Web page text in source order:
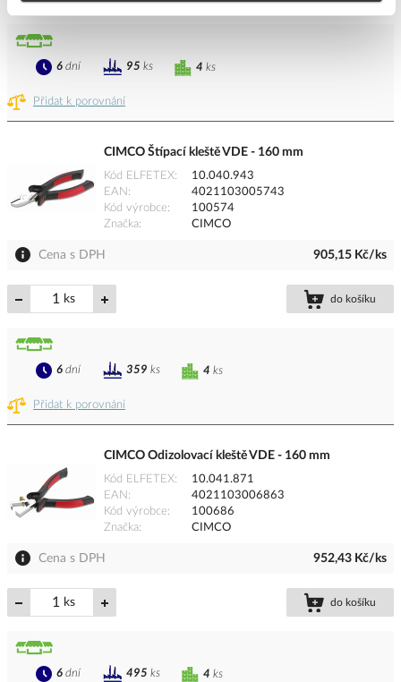
Přidat k porovnání
4 ks
6 dní 95 ks
CIMCO Štípací kleště VDE - 160 mm
Kód ELFETEX
10.040.943
EAN
4021103005743
Kód výrobce
100574
Značka
CIMCO
Cena s DPH 905,15 Kč/ks
ks do košíku
Přidat k porovnání
4 ks
6 dní 359 ks
CIMCO Odizolovací kleště VDE - 160 mm
Kód ELFETEX
10.041.871
EAN
4021103006863
Kód výrobce
100686
Značka
CIMCO
Cena s DPH 952,43 Kč/ks
ks do košíku
4 ks
6 dní 495 ks